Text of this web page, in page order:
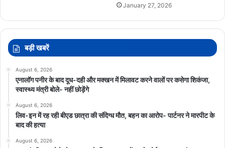
January 27, 2026
बड़ी खबरें
August 6, 2026
एनालॉग पनीर के बाद दूध-दही और मक्खन में मिलावट करने वालों पर कसेगा शिकंजा,
स्वास्थ्य मंत्री बोले- नहीं छोड़ेंगे
August 6, 2026
लिव-इन में रह रही बीएड छात्रा की संदिग्ध मौत, बहन का आरोप- पार्टनर ने मारपीट के
बाद की हत्या
August 6, 2026